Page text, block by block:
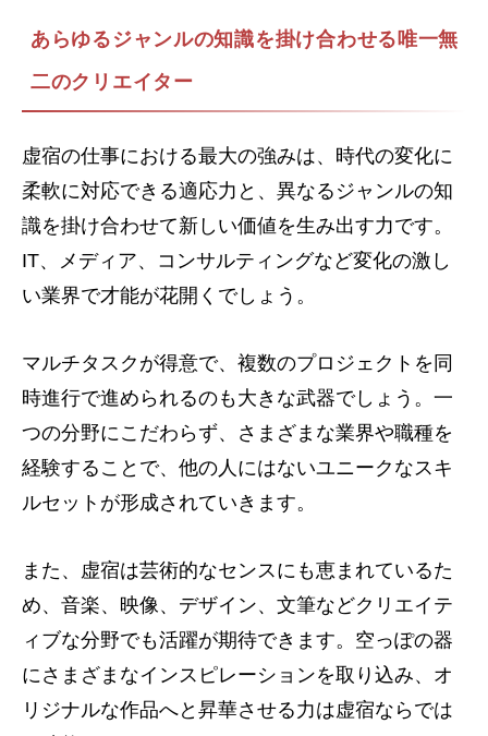
あらゆるジャンルの知識を掛け合わせる唯一無
二のクリエイター
虚宿の仕事における最大の強みは、時代の変化に
柔軟に対応できる適応力と、異なるジャンルの知
識を掛け合わせて新しい価値を生み出す力です。
IT、メディア、コンサルティングなど変化の激し
い業界で才能が花開くでしょう。
マルチタスクが得意で、複数のプロジェクトを同
時進行で進められるのも大きな武器でしょう。一
つの分野にこだわらず、さまざまな業界や職種を
経験することで、他の人にはないユニークなスキ
ルセットが形成されていきます。
また、虚宿は芸術的なセンスにも恵まれているた
め、音楽、映像、デザイン、文筆などクリエイテ
ィブな分野でも活躍が期待できます。空っぽの器
にさまざまなインスピレーションを取り込み、オ
リジナルな作品へと昇華させる力は虚宿ならでは